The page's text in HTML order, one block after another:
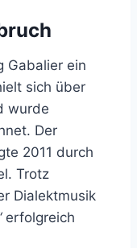
Gabalier ein
sich über
wurde
Der
2011 durch
Trotz
Dialektmusik
erfolgreich